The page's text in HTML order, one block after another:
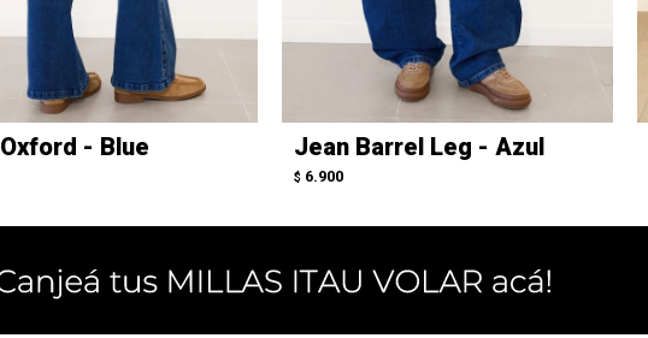
- Blue Jean Barrel Leg - Azul
$ 6.900